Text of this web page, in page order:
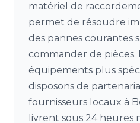
matériel de
permet de résoudre
des pannes courantes
commander de pièces.
équipements plus
disposons de
fournisseurs locaux à
livrent sous 24 heures